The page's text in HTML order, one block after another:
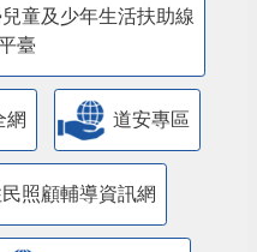
童及少年生活扶助線
臺
網 道安專區
照顧輔導資訊網